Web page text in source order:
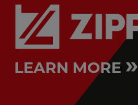
LEARN MORE »